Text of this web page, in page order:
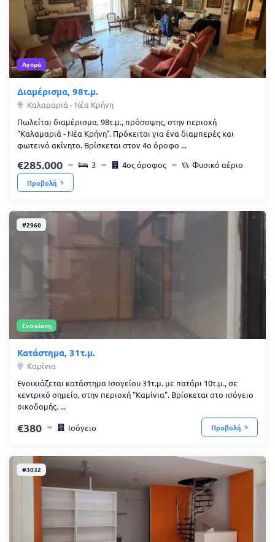
Αγορά
Διαμέρισμα, 98τ.μ.
Καλαμαριά - Νέα Κρήνη
Πωλείται διαμέρισμα, 98τ.μ., πρόσοψης, στην περιοχή
"Καλαμαριά - Νέα Κρήνη". Πρόκειται για ένα διαμπερές και
φωτεινό ακίνητο. Βρίσκεται στον 4ο όροφο ...
285.000 3 4ος όροφος Φυσικό αέριο
Προβολή
#2960
Ενοικίαση
Κατάστημα, 31τ.μ.
Καμίνια
Ενοικιάζεται κατάστημα Ισογείου 31τ.μ. με πατάρι 10τ.μ., σε
κεντρικό σημείο, στην περιοχή "Καμίνια". Βρίσκεται στο ισόγειο
οικοδομής. ...
380 Ισόγειο Προβολή
#3032